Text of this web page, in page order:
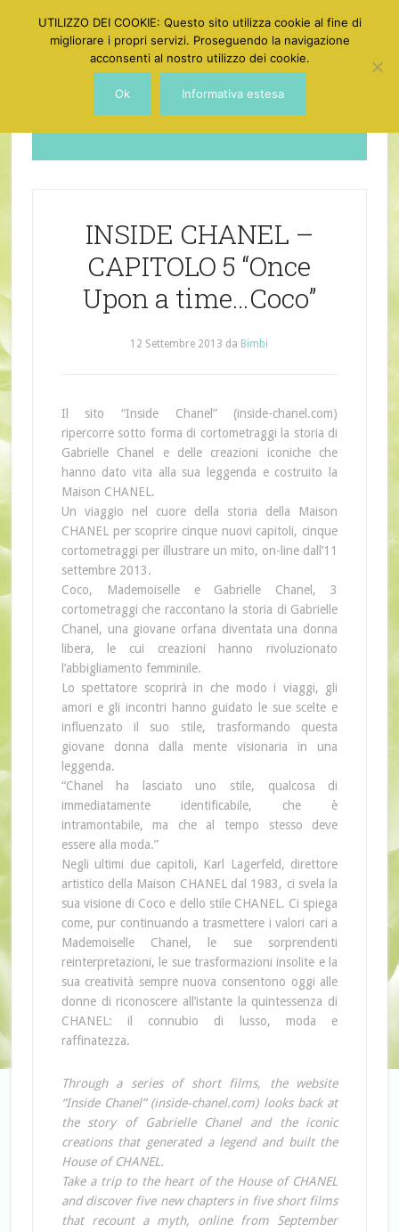
Dotgirl
INSIDE CHANEL –
CAPITOLO 5 “Once
Upon a time…Coco”
12 Settembre 2013 da Bimbi
Il sito “Inside Chanel” (inside-chanel.com)
ripercorre sotto forma di cortometraggi la storia di
Gabrielle Chanel e delle creazioni iconiche che
hanno dato vita alla sua leggenda e costruito la
Maison CHANEL.
Un viaggio nel cuore della storia della Maison
CHANEL per scoprire cinque nuovi capitoli, cinque
cortometraggi per illustrare un mito, on-line dall’11
settembre 2013.
Coco, Mademoiselle e Gabrielle Chanel, 3
cortometraggi che raccontano la storia di Gabrielle
Chanel, una giovane orfana diventata una donna
libera, le cui creazioni hanno rivoluzionato
l’abbigliamento femminile.
Lo spettatore scoprirà in che modo i viaggi, gli
amori e gli incontri hanno guidato le sue scelte e
influenzato il suo stile, trasformando questa
giovane donna dalla mente visionaria in una
leggenda.
“Chanel ha lasciato uno stile, qualcosa di
immediatamente identificabile, che è
intramontabile, ma che al tempo stesso deve
essere alla moda.”
Negli ultimi due capitoli, Karl Lagerfeld, direttore
artistico della Maison CHANEL dal 1983, ci svela la
sua visione di Coco e dello stile CHANEL. Ci spiega
come, pur continuando a trasmettere i valori cari a
Mademoiselle Chanel, le sue sorprendenti
reinterpretazioni, le sue trasformazioni insolite e la
sua creatività sempre nuova consentono oggi alle
donne di riconoscere all’istante la quintessenza di
CHANEL: il connubio di lusso, moda e
raffinatezza.
Through a series of short films, the website
“Inside Chanel” (inside-chanel.com) looks back at
the story of Gabrielle Chanel and the iconic
creations that generated a legend and built the
House of CHANEL.
Take a trip to the heart of the House of CHANEL
and discover five new chapters in five short films
that recount a myth, online from September
UTILIZZO DEI COOKIE: Questo sito utilizza cookie al fine di
migliorare i propri servizi. Proseguendo la navigazione
acconsenti al nostro utilizzo dei cookie.
Ok Informativa estesa